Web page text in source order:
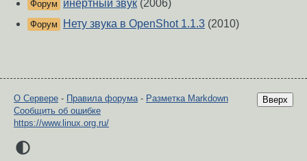
Форум инертный звук (2006)
Форум Нету звука в OpenShot 1.1.3 (2010)
Вверх
О Сервере - Правила форума- Разметка Markdown
Сообщить об ошибке
https://www.linux.org.ru/